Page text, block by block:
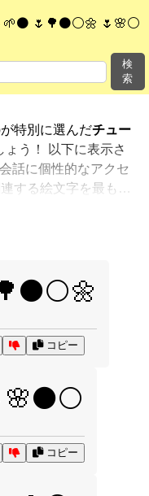
🌷🌱⚫ 🌷🌳⚫⚪🌼 🌷🌸⚪
検
索
特別に選んだチュー
ょう！ 以下に表示さ
話に個性的なアクセ
する絵文字を最も人
多くのオプションが
コピー
コピー